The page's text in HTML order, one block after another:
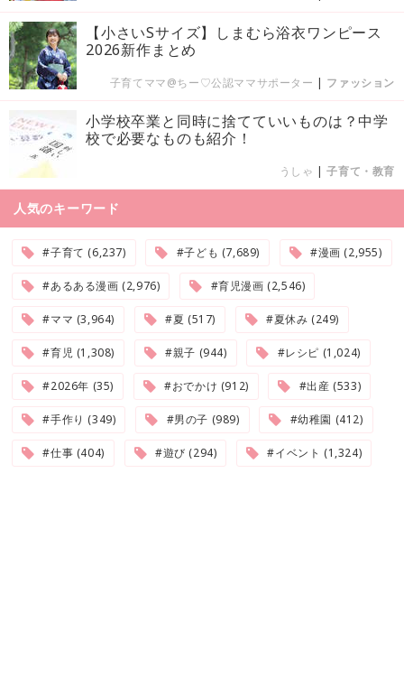
【小さいSサイズ】しまむら浴衣ワンピース
2026新作まとめ
子育てママ@ちー♡公認ママサポーター | ファッション
小学校卒業と同時に捨てていいものは？中学
校で必要なものも紹介！
うしゃ |子育て・教育
人気のキーワード
#子育て (6,237) #子ども (7,689) #漫画 (2,955)
#あるある漫画 (2,976) #育児漫画 (2,546)
#ママ (3,964) #夏 (517) #夏休み (249)
#育児 (1,308) #親子 (944) #レシピ (1,024)
#2026年 (35) #おでかけ (912) #出産 (533)
#手作り (349) #男の子 (989) #幼稚園 (412)
#仕事 (404) #遊び (294) #イベント (1,324)